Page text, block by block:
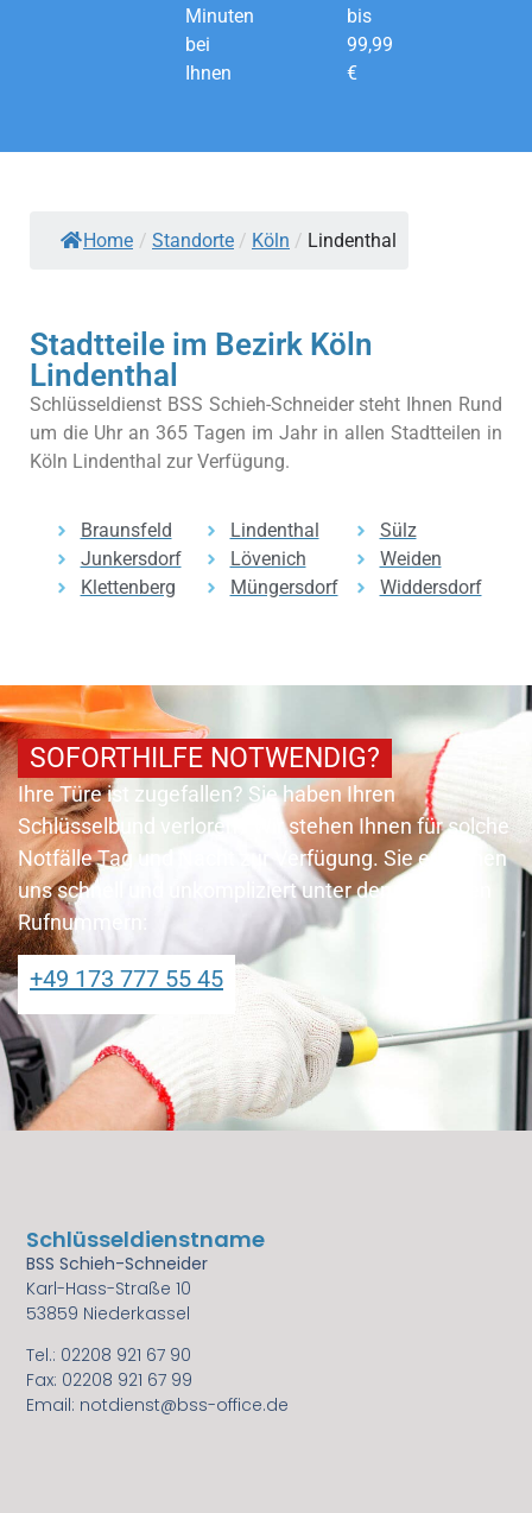
Minuten
bei
Ihnen
bis
99,99
€
Home / Standorte / Köln / Lindenthal
Stadtteile im Bezirk Köln
Lindenthal
Schlüsseldienst BSS Schieh-Schneider steht Ihnen Rund
um die Uhr an 365 Tagen im Jahr in allen Stadtteilen in
Köln Lindenthal zur Verfügung.
Braunsfeld
Junkersdorf
Klettenberg
Lindenthal
Lövenich
Müngersdorf
Sülz
Weiden
Widdersdorf
SOFORTHILFE NOTWENDIG?
Ihre Türe ist zugefallen? Sie haben Ihren
Schlüsselbund verloren? Wir stehen Ihnen für solche
Notfälle Tag und Nacht zur Verfügung. Sie erreichen
uns schnell und unkompliziert unter den folgenden
Rufnummern:
+49 173 777 55 45
Schlüsseldienstname
BSS Schieh-Schneider
Karl-Hass-Straße 10
53859 Niederkassel
Tel.: 02208 921 67 90
Fax: 02208 921 67 99
Email: notdienst@bss-office.de